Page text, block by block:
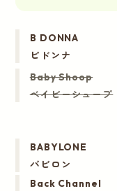
B DONNA
ビドンナ
Baby Shoop
ベイビーシュープ
BABYLONE
バビロン
Back Channel